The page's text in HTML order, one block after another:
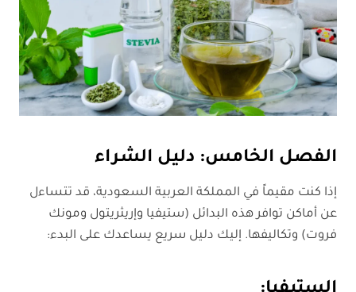
الفصل الخامس: دليل الشراء
إذا كنت مقيماً في المملكة العربية السعودية، قد تتساءل
عن أماكن توافر هذه البدائل (ستيفيا وإريثريتول ومونك
فروت) وتكاليفها. إليك دليل سريع يساعدك على البدء: